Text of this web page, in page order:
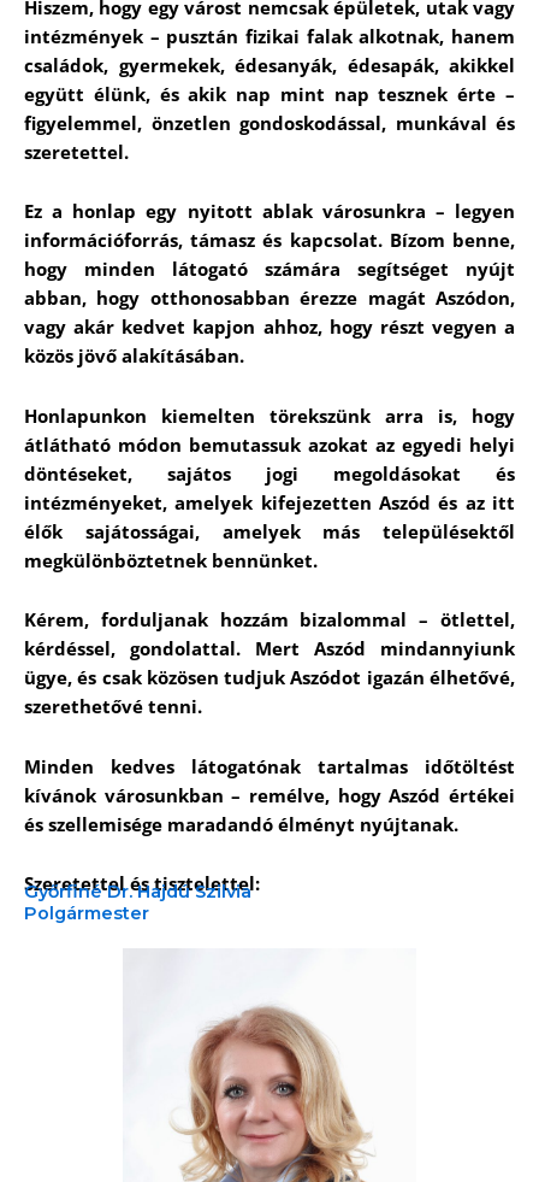
Hiszem, hogy egy várost nemcsak épületek, utak vagy
intézmények – pusztán fizikai falak alkotnak, hanem
családok, gyermekek, édesanyák, édesapák, akikkel
együtt élünk, és akik nap mint nap tesznek érte –
figyelemmel, önzetlen gondoskodással, munkával és
szeretettel.
Ez a honlap egy nyitott ablak városunkra – legyen
információforrás, támasz és kapcsolat. Bízom benne,
hogy minden látogató számára segítséget nyújt
abban, hogy otthonosabban érezze magát Aszódon,
vagy akár kedvet kapjon ahhoz, hogy részt vegyen a
közös jövő alakításában.
Honlapunkon kiemelten törekszünk arra is, hogy
átlátható módon bemutassuk azokat az egyedi helyi
döntéseket, sajátos jogi megoldásokat és
intézményeket, amelyek kifejezetten Aszód és az itt
élők sajátosságai, amelyek más településektől
megkülönböztetnek bennünket.
Kérem, forduljanak hozzám bizalommal – ötlettel,
kérdéssel, gondolattal. Mert Aszód mindannyiunk
ügye, és csak közösen tudjuk Aszódot igazán élhetővé,
szerethetővé tenni.
Minden kedves látogatónak tartalmas időtöltést
kívánok városunkban – remélve, hogy Aszód értékei
és szellemisége maradandó élményt nyújtanak.
Szeretettel és tisztelettel:
Győrfiné Dr. Hajdú Szilvia
Polgármester